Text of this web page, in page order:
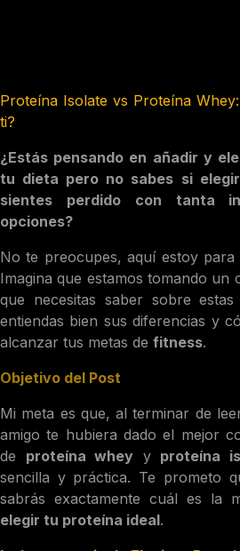
Proteína Isolate vs Proteína
ti?
¿Estás pensando en añadir y
tu dieta pero no sabes si
sientes perdido con tanta
opciones?
No te preocupes, aquí estoy
Imagina que estamos tomando un
que necesitas saber sobre
entiendas bien sus diferencias y
alcanzar tus metas de fitness.
Objetivo del Post
Mi meta es que, al terminar de
amigo te hubiera dado el mejor
de proteína whey y proteína
sencilla y práctica. Te prometo
sabrás exactamente cuál es la
elegir tu proteína ideal.